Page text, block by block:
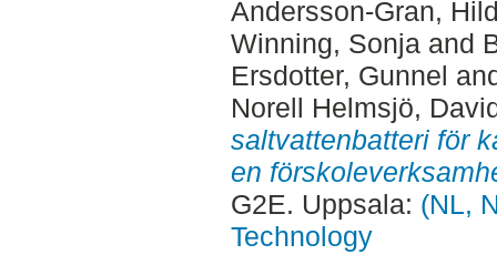
Andersson-Gran,
Winning, Sonja and
Ersdotter, Gunnel
Norell Helmsjö,
saltvattenbatteri för
en
G2E. Uppsala: (NL,
Technology